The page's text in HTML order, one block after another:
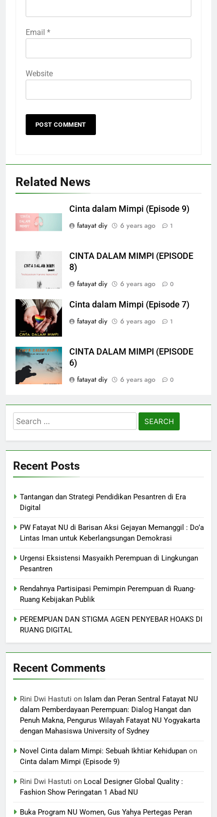
Email *
Website
Related News
Cinta dalam Mimpi (Episode 9)
fatayat diy
6 years ago 1
CINTA DALAM MIMPI (EPISODE
8)
fatayat diy
6 years ago 0
Cinta dalam Mimpi (Episode 7)
fatayat diy
6 years ago 1
CINTA DALAM MIMPI (EPISODE
6)
fatayat diy
6 years ago 0
Search
for:
Recent Posts
Tantangan dan Strategi Pendidikan Pesantren di Era
Digital
PW Fatayat NU di Barisan Aksi Gejayan Memanggil : Do’a
Lintas Iman untuk Keberlangsungan Demokrasi
Urgensi Eksistensi Masyaikh Perempuan di Lingkungan
Pesantren
Rendahnya Partisipasi Pemimpin Perempuan di Ruang-
Ruang Kebijakan Publik
PEREMPUAN DAN STIGMA AGEN PENYEBAR HOAKS DI
RUANG DIGITAL
Recent Comments
Rini Dwi Hastuti on Islam dan Peran Sentral Fatayat NU
dalam Pemberdayaan Perempuan: Dialog Hangat dan
Penuh Makna, Pengurus Wilayah Fatayat NU Yogyakarta
dengan Mahasiswa University of Sydney
Novel Cinta dalam Mimpi: Sebuah Ikhtiar Kehidupan on
Cinta dalam Mimpi (Episode 9)
Rini Dwi Hastuti on Local Designer Global Quality :
Fashion Show Peringatan 1 Abad NU
Buka Program NU Women, Gus Yahya Pertegas Peran